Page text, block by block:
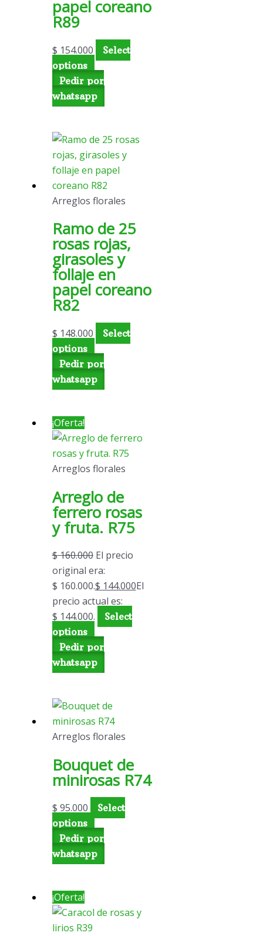
papel coreano
R89
$ 154.000
Select
options
Pedir por
whatsapp
Arreglos florales
Ramo de 25
rosas rojas,
girasoles y
follaje en
papel coreano
R82
$ 148.000
Select
options
Pedir por
whatsapp
¡Oferta!
Arreglos florales
Arreglo de
ferrero rosas
y fruta. R75
$160.000 El precio
original era:
$ 160.000.$ 144.000El
precio actual es:
$ 144.000.
Select
options
Pedir por
whatsapp
Arreglos florales
Bouquet de
minirosas R74
$ 95.000
Select
options
Pedir por
whatsapp
¡Oferta!